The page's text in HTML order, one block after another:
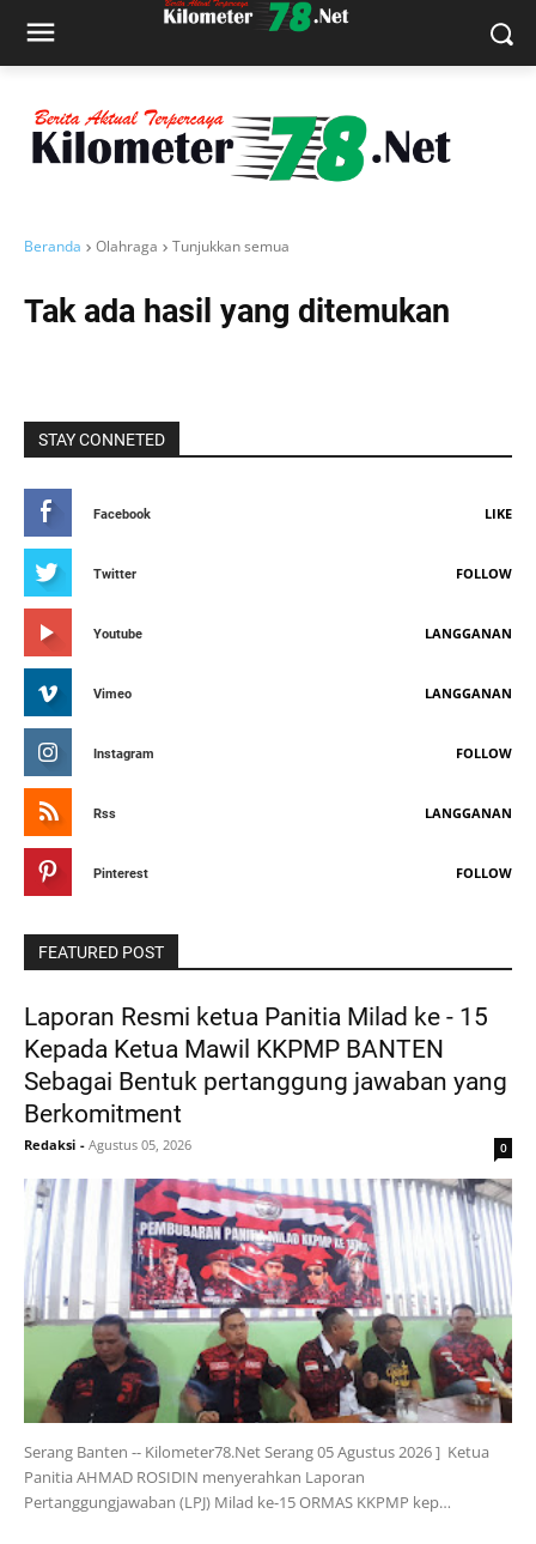
Beranda Olahraga Tunjukkan semua
Tak ada hasil yang ditemukan
STAY CONNETED
Facebook LIKE
Twitter FOLLOW
Youtube LANGGANAN
Vimeo LANGGANAN
Instagram FOLLOW
Rss LANGGANAN
Pinterest FOLLOW
FEATURED POST
Laporan Resmi ketua Panitia Milad ke - 15
Kepada Ketua Mawil KKPMP BANTEN
Sebagai Bentuk pertanggung jawaban yang
Berkomitment
Redaksi - Agustus 05, 2026 0
Serang Banten -- Kilometer78.Net Serang 05 Agustus 2026 ] Ketua
Panitia AHMAD ROSIDIN menyerahkan Laporan
Pertanggungjawaban (LPJ) Milad ke-15 ORMAS KKPMP kep…